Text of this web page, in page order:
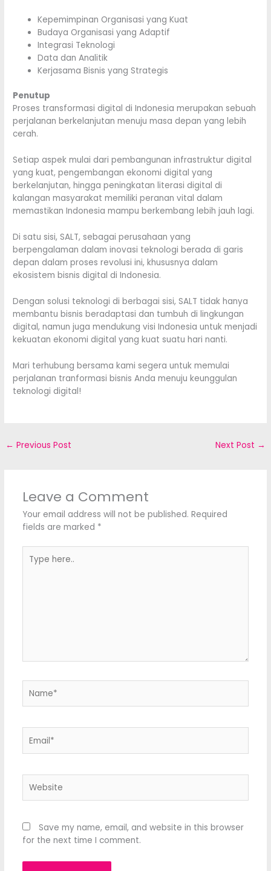
Kepemimpinan Organisasi yang Kuat
Budaya Organisasi yang Adaptif
Integrasi Teknologi
Data dan Analitik
Kerjasama Bisnis yang Strategis
Penutup
Proses transformasi digital di Indonesia merupakan sebuah
perjalanan berkelanjutan menuju masa depan yang lebih
cerah.
Setiap aspek mulai dari pembangunan infrastruktur digital
yang kuat, pengembangan ekonomi digital yang
berkelanjutan, hingga peningkatan literasi digital di
kalangan masyarakat memiliki peranan vital dalam
memastikan Indonesia mampu berkembang lebih jauh lagi.
Di satu sisi, SALT, sebagai perusahaan yang
berpengalaman dalam inovasi teknologi berada di garis
depan dalam proses revolusi ini, khususnya dalam
ekosistem bisnis digital di Indonesia.
Dengan solusi teknologi di berbagai sisi, SALT tidak hanya
membantu bisnis beradaptasi dan tumbuh di lingkungan
digital, namun juga mendukung visi Indonesia untuk menjadi
kekuatan ekonomi digital yang kuat suatu hari nanti.
Mari terhubung bersama kami segera untuk memulai
perjalanan tranformasi bisnis Anda menuju keunggulan
teknologi digital!
← Previous Post Next Post →
Leave a Comment
Your email address will not be published. Required
fields are marked *
here..
Save my name, email, and website in this browser
for the next time I comment.